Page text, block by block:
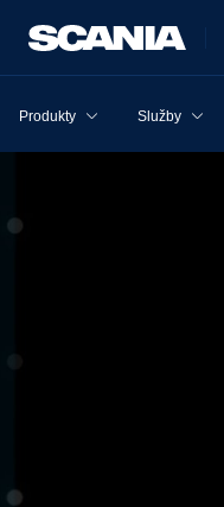
Produkty Služby